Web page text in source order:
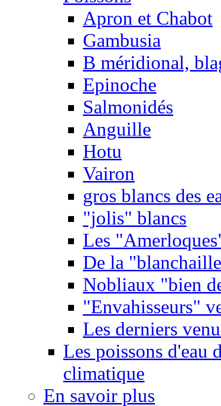
Apron et Chabot
Gambusia
B méridional,
Epinoche
Salmonidés
Anguille
Hotu
Vairon
gros blancs des
"jolis" blancs
Les
De la
Nobliaux "bien
"Envahisseurs"
Les derniers
Les poissons d'eau
climatique
En savoir plus